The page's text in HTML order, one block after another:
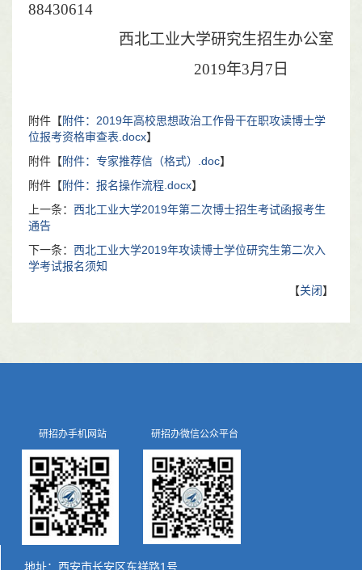
88430614
西北工业大学研究生招生办公室
2019年3月 7 日
附件【附件：2019年高校思想政治工作骨干在职攻读博士学
位报考资格审查表.docx】
附件【附件：专家推荐信（格式）.doc】
附件【附件：报名操作流程.docx】
上一条： 西北工业大学2019年第二次博士招生考试函报考生
通告
下一条： 西北工业大学2019年攻读博士学位研究生第二次入
学考试报名须知
【关闭】
研招办手机网站 研招办微信公众平台
地址：西安市长安区东祥路1号